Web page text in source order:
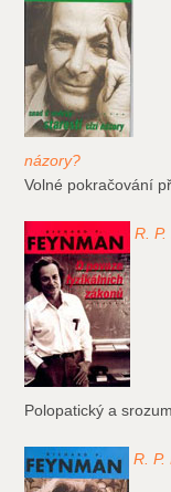
názory?
Volné pokračování
R.
Polopatický a
R.